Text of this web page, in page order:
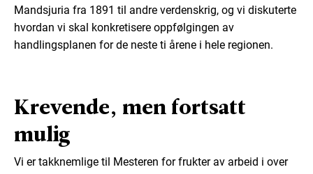
Mandsjuria fra 1891 til andre verdenskrig, og vi diskuterte
hvordan vi skal konkretisere oppfølgingen av
handlingsplanen for de neste ti årene i hele regionen.
Krevende, men fortsatt
mulig
Vi er takknemlige til Mesteren for frukter av arbeid i over